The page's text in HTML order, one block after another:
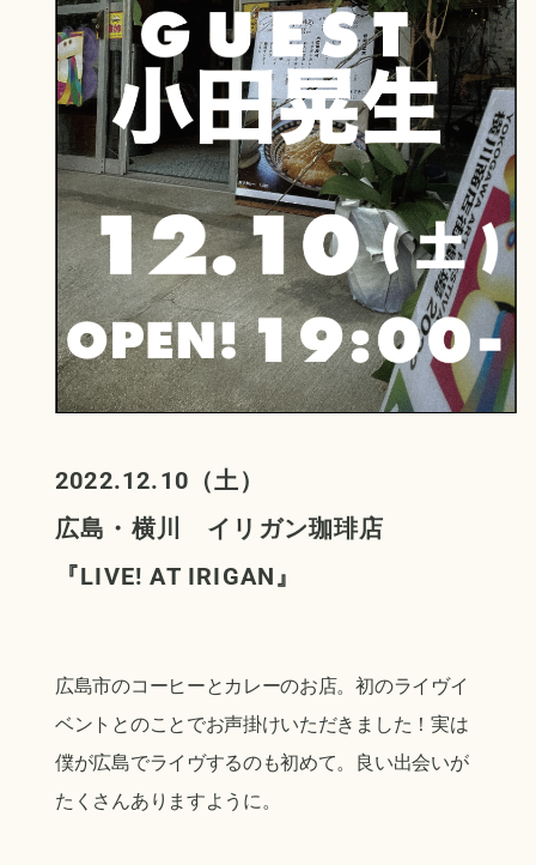
2022.12.10（土）
広島・横川 イリガン珈琲店
『LIVE! AT IRIGAN』
広島市のコーヒーとカレーのお店。初のライヴイ
ベントとのことでお声掛けいただきました！実は
僕が広島でライヴするのも初めて。良い出会いが
たくさんありますように。